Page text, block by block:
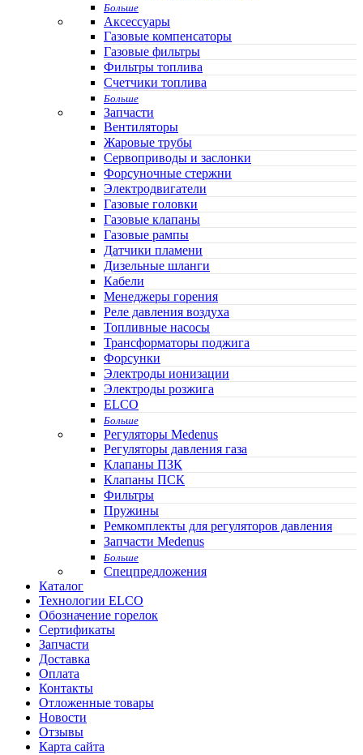
Больше
Аксессуары
Газовые компенсаторы
Газовые фильтры
Фильтры топлива
Счетчики топлива
Больше
Запчасти
Вентиляторы
Жаровые трубы
Сервоприводы и заслонки
Форсуночные стержни
Электродвигатели
Газовые головки
Газовые клапаны
Газовые рампы
Датчики пламени
Дизельные шланги
Кабели
Менеджеры горения
Реле давления воздуха
Топливные насосы
Трансформаторы поджига
Форсунки
Электроды ионизации
Электроды розжига
ELCO
Больше
Регуляторы Medenus
Регуляторы давления газа
Клапаны ПЗК
Клапаны ПСК
Фильтры
Пружины
Ремкомплекты для регуляторов давления
Запчасти Medenus
Больше
Спецпредложения
Каталог
Технологии ELCO
Обозначение горелок
Сертификаты
Запчасти
Доставка
Оплата
Контакты
Отложенные товары
Новости
Отзывы
Карта сайта